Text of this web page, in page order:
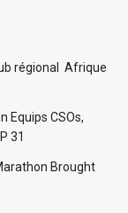
régional Afrique
Equips CSOs,
31
Brought